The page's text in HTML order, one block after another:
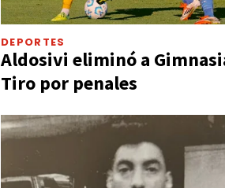
DEPORTES
Aldosivi eliminó a
Tiro por penales